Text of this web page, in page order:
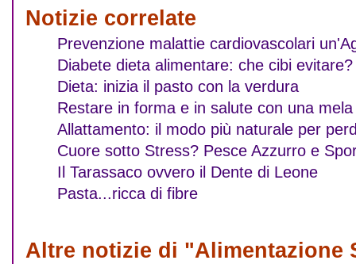
Notizie correlate
Prevenzione malattie cardiovascolari
Diabete dieta alimentare: che cibi evitare?
Dieta: inizia il pasto con la verdura
Restare in forma e in salute con una
Allattamento: il modo più naturale per
Cuore sotto Stress? Pesce Azzurro e
Il Tarassaco ovvero il Dente di Leone
Pasta...ricca di fibre
Altre notizie di "Alimentazione